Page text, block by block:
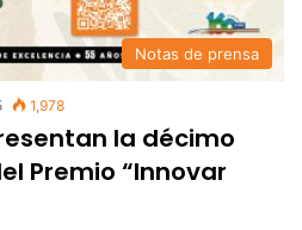
Notas de prensa
1,978
la décimo
Premio “Innovar